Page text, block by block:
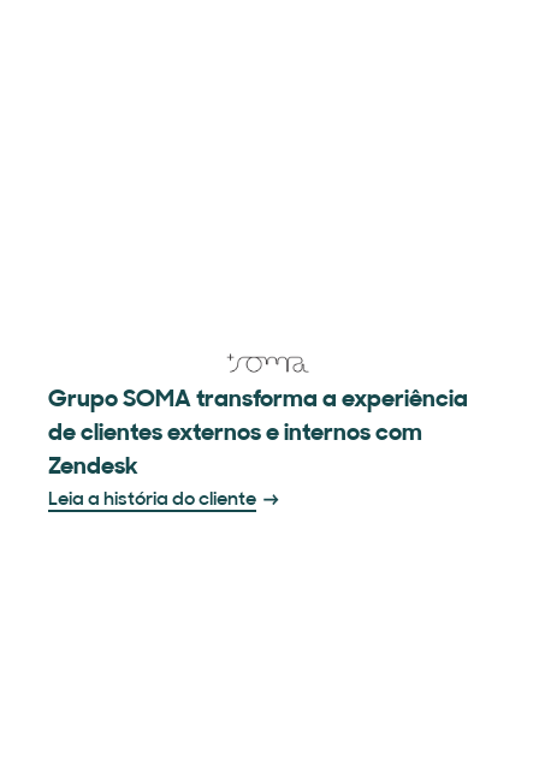
Grupo SOMA transforma a experiência
de clientes externos e internos com
Zendesk
Leia a história do cliente